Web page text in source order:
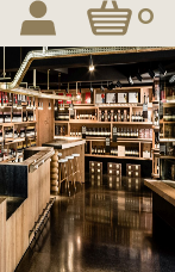
Carrello0